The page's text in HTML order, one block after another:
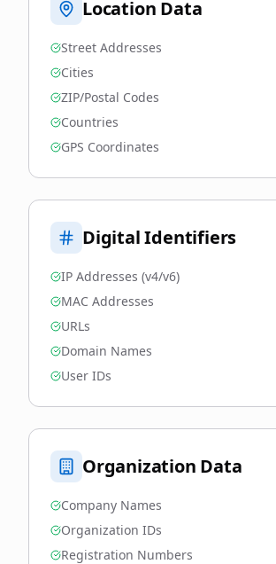
Location Data
Street Addresses
Cities
ZIP/Postal Codes
Countries
GPS Coordinates
Digital Identifiers
IP Addresses (v4/v6)
MAC Addresses
URLs
Domain Names
User IDs
Organization Data
Company Names
Organization IDs
Registration Numbers